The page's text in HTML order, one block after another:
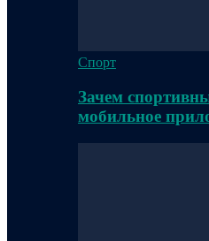
Спорт
Зачем
мобильное